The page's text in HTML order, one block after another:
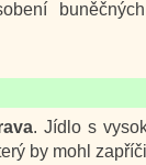
. Jídlo s
by mohl